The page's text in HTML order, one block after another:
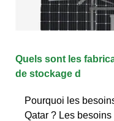
Quels sont les
de stockage d
Pourquoi les
Qatar ? Les